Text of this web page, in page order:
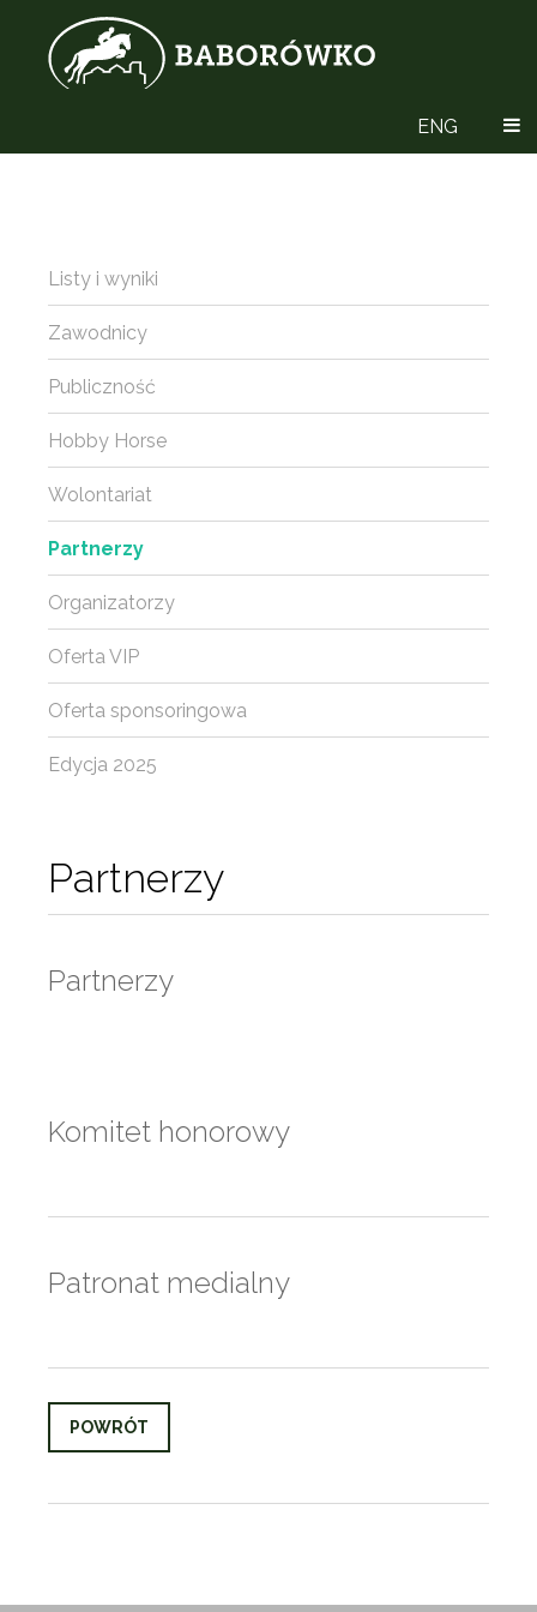
ENG
Partnerzy
Partnerzy
Komitet honorowy
Patronat medialny
POWRÓT
Listy i wyniki
Zawodnicy
Publiczność
Hobby Horse
Wolontariat
Partnerzy
Organizatorzy
Oferta VIP
Oferta sponsoringowa
Edycja 2025